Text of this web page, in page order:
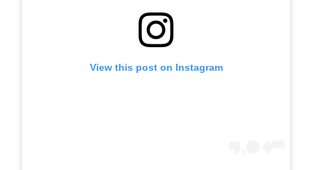
View this post on Instagram